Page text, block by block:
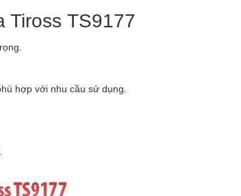
Tiross TS9177
hợp với nhu cầu sử dụng.